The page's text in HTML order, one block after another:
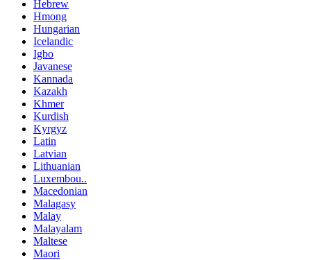
Hebrew
Hmong
Hungarian
Icelandic
Igbo
Javanese
Kannada
Kazakh
Khmer
Kurdish
Kyrgyz
Latin
Latvian
Lithuanian
Luxembou..
Macedonian
Malagasy
Malay
Malayalam
Maltese
Maori